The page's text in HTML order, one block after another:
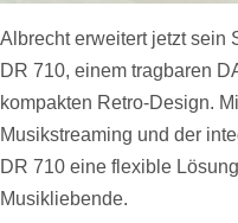
Albrecht erweitert jetzt sein
DR 710, einem tragbaren
kompakten Retro-Design.
Musikstreaming und der
DR 710 eine flexible
Musikliebende.